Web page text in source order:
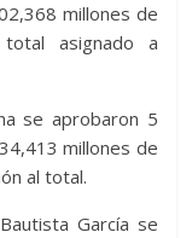
millones de
asignado a
se aprobaron 5
millones de
al total.
García se